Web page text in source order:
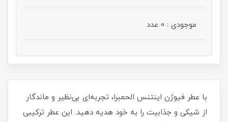
موجودی : 0 عدد
با عطر فیوژن اینتنس الحمبرا، تجربه‌ای بی‌نظیر و ماندگار
از شیکی و جذابیت را به خود هدیه دهید. این عطر ترکیبی